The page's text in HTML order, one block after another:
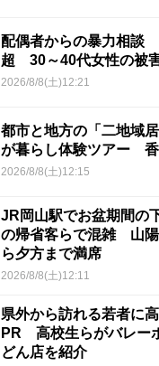
配偶者からの暴力相談
超 30～40代女性の被
2026/8/8(土)12:21
都市と地方の「二地域
が暮らし体験ツアー 香
2026/8/8(土)12:15
JR岡山駅でお盆期間の
の帰省客らで混雑 山
ら夕方まで満席
2026/8/8(土)12:11
県外から訪れる若者に
PR 高校生らがバレー
どん店を紹介